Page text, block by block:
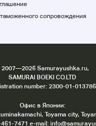
сопровождения
2007—2026 Samurayushka.ru,
SAMURAI BOEKI CO.LTD
number: 2300-01-013786
Офис в Японии:
Toyama city,
7471 e-mail: